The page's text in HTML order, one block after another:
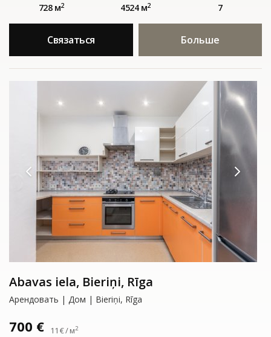
728 м2 4524 м2 7
Связаться Больше
Abavas iela, Bieriņi, Rīga
Арендовать | Дом | Bieriņi, Rīga
700 € 11 € / м2